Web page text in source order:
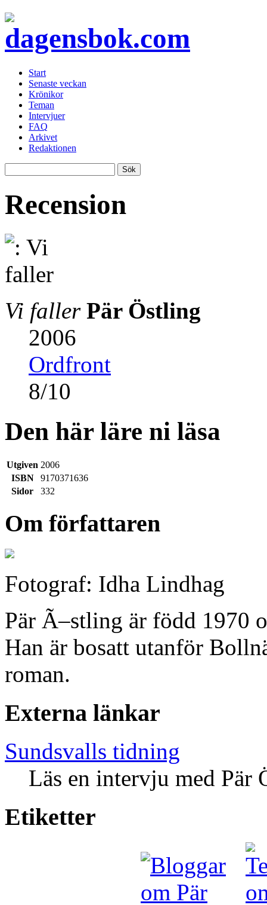
Start
Senaste veckan
Krönikor
Teman
Intervjuer
FAQ
Arkivet
Redaktionen
Recension
Vi faller Pär Östling
2006
Ordfront
8/10
Den här läre ni läsa
Utgiven 2006
ISBN
9170371636
Sidor
332
Om författaren
Fotograf: Idha Lindhag
Pär Ã–stling är född 1970
Han är bosatt utanför
roman.
Externa länkar
Sundsvalls tidning
Läs en intervju med
Etiketter